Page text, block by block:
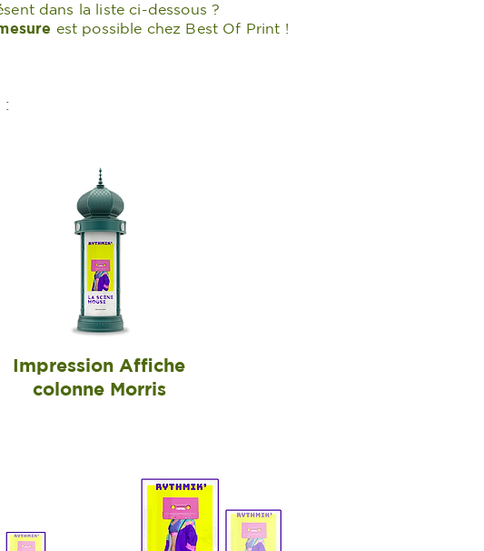
dans la liste ci-dessous ?
est possible chez Best Of Print !
:
Impression Affiche
colonne Morris